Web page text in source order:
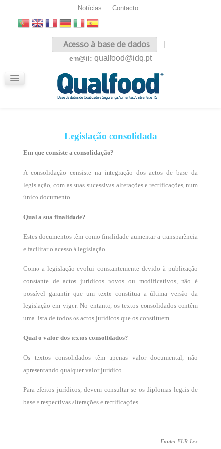
Notícias Contacto
Acesso à base de dados
|
em@il: qualfood@idq.pt
Legislação consolidada
Em que consiste a consolidação?
A consolidação consiste na integração dos actos de base da
legislação, com as suas sucessivas alterações e rectificações, num
único documento.
Qual a sua finalidade?
Estes documentos têm como finalidade aumentar a transparência
e facilitar o acesso à legislação.
Como a legislação evolui constantemente devido à publicação
constante de actos jurídicos novos ou modificativos, não é
possível garantir que um texto constitua a última versão da
legislação em vigor. No entanto, os textos consolidados contêm
uma lista de todos os actos jurídicos que os constituem.
Qual o valor dos textos consolidados?
Os textos consolidados têm apenas valor documental, não
apresentando qualquer valor jurídico.
Para efeitos jurídicos, devem consultar-se os diplomas legais de
base e respectivas alterações e rectificações.
Fonte: EUR-Lex